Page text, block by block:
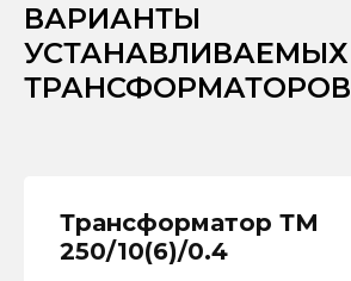
ВАРИАНТЫ
УСТАНАВЛИВАЕМЫХ
ТРАНСФОРМАТОРОВ
Трансформатор ТМ
250/10(6)/0.4